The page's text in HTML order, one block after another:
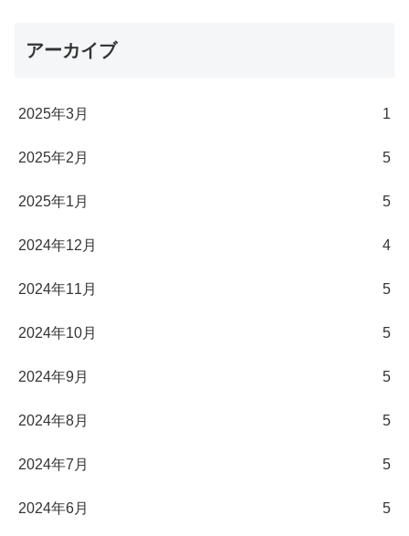
アーカイブ
2025年3月 1
2025年2月 5
2025年1月 5
2024年12月 4
2024年11月 5
2024年10月 5
2024年9月 5
2024年8月 5
2024年7月 5
2024年6月 5